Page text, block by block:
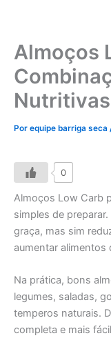
conteúdo
Almoços
Nutritivas
Por equipe barriga seca
0
Almoços Low Carb
simples de
graça, mas sim
aumentar alimentos
Na prática, bons
legumes, saladas,
temperos naturais.
completa e mais